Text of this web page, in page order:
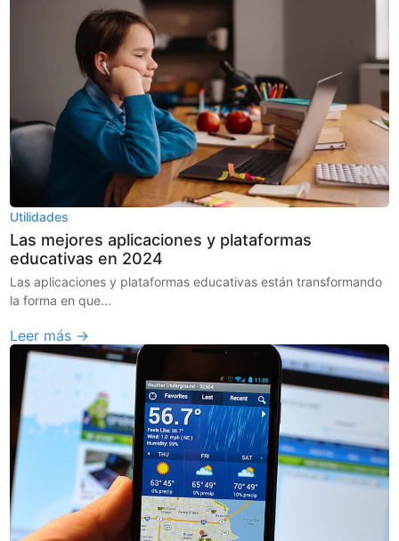
Utilidades
Las mejores aplicaciones y plataformas
educativas en 2024
Las aplicaciones y plataformas educativas están transformando
la forma en que...
Leer más →